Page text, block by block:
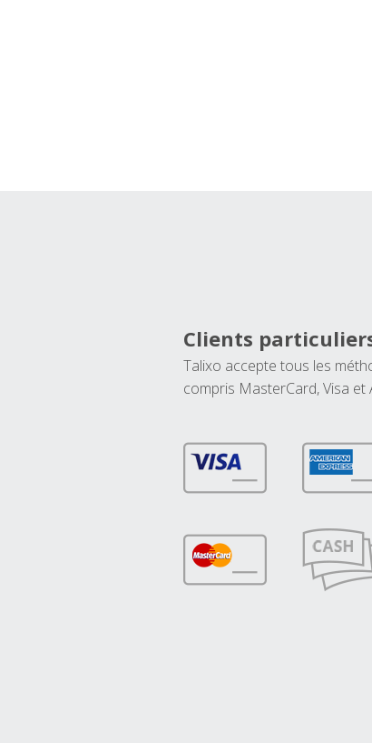
Clients
Talixo accepte tous les
compris MasterCard, Visa et